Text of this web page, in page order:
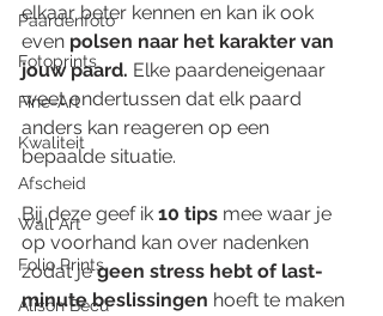
Paardenfoto
Fotoprints
Fine-Art
Kwaliteit
Afscheid
Wall Art
Folio Prints
Alison Becu
elkaar beter kennen en kan ik ook
even polsen naar het karakter van
jouw paard. Elke paardeneigenaar
weet ondertussen dat elk paard
anders kan reageren op een
bepaalde situatie.
Bij deze geef ik 10 tips mee waar je
op voorhand kan over nadenken
zodat je geen stress hebt of last-
minute beslissingen hoeft te maken